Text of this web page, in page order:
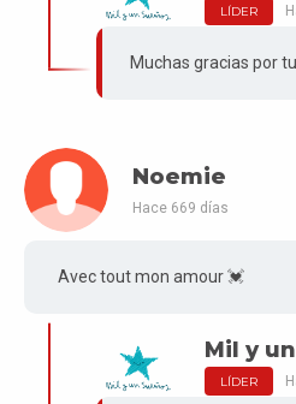
LÍDER
Muchas gracias por
Noemie
Hace 669 días
Avec tout mon amour 💓
Mil y
LÍDER